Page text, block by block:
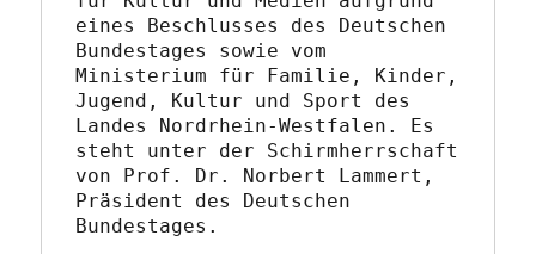
eines Beschlusses des Deutschen
Bundestages sowie vom
Ministerium für Familie, Kinder,
Jugend, Kultur und Sport des
Landes Nordrhein-Westfalen. Es
steht unter der Schirmherrschaft
von Prof. Dr. Norbert Lammert,
Präsident des Deutschen
Bundestages.